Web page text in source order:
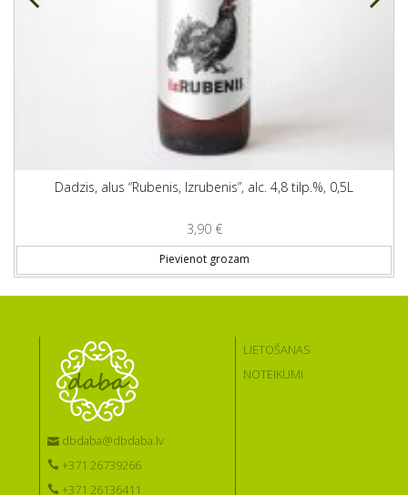
Dadzis, alus “Rubenis, Izrubenis”, alc. 4,8 tilp.%, 0,5L
3,90 €
Pievienot grozam
dbdaba@dbdaba.lv
+371 26739266
+371 26136411
LIETOŠANAS
NOTEIKUMI